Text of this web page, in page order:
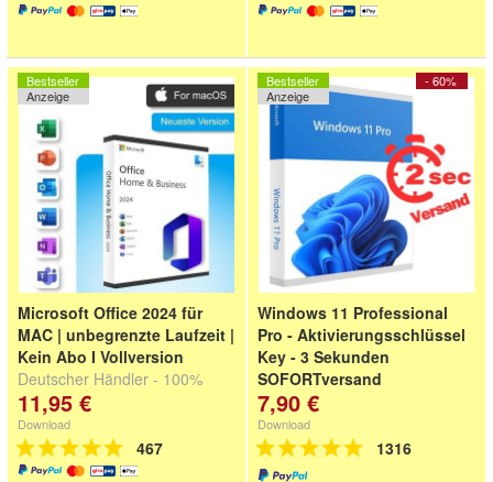
Bestseller
Anzeige
Microsoft Office 2024 für
MAC | unbegrenzte Laufzeit |
Kein Abo I Vollversion
Deutscher Händler - 100%
Garantie - Schnellversand -
Rechnung mit MwSt
11,95 €
Download
467
- 60%
Bestseller
Anzeige
Windows 11 Professional
Pro - Aktivierungsschlüssel
Key - 3 Sekunden
SOFORTversand
7,90 €
Download
1316